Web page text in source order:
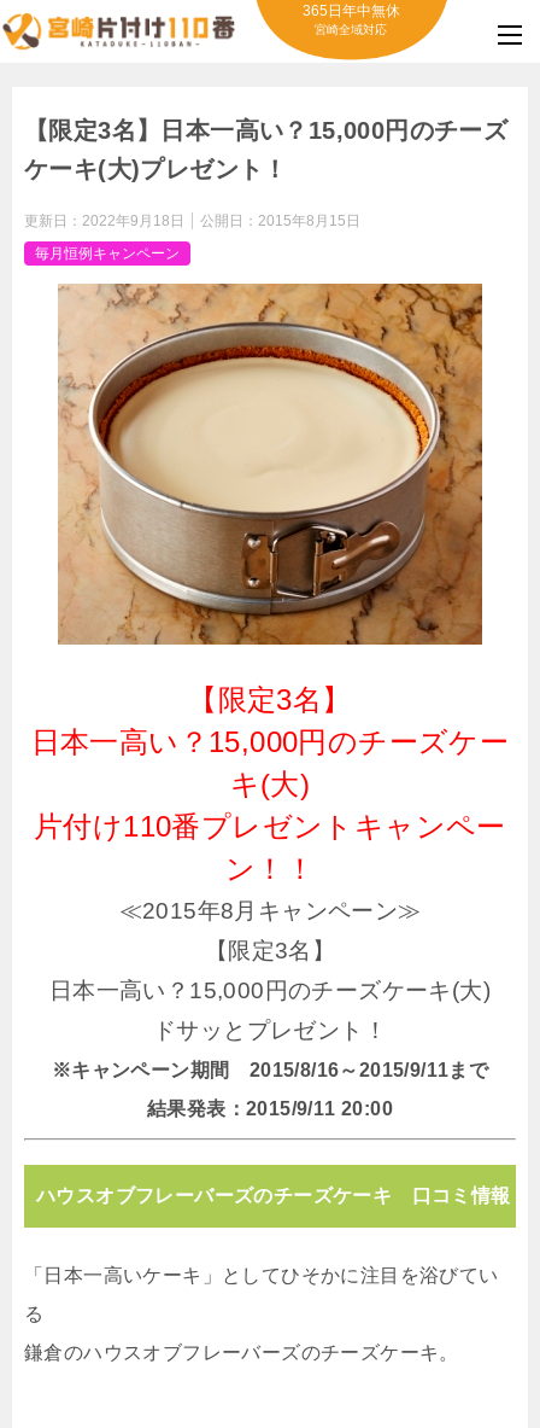
365日年中無休
宮崎全域対応
【限定3名】日本一高い？15,000円のチーズ
ケーキ(大)プレゼント！
更新日： 2022年9月18日 公開日： 2015年8月15日
毎月恒例キャンペーン
【限定3名】
日本一高い？15,000円のチーズケー
キ(大)
片付け110番プレゼントキャンペー
ン！！
≪2015年8月キャンペーン≫
【限定3名】
日本一高い？15,000円のチーズケーキ(大)
ドサッとプレゼント！
※キャンペーン期間 2015/8/16～2015/9/11まで
結果発表：2015/9/11 20:00
ハウスオブフレーバーズのチーズケーキ 口コミ情報
「日本一高いケーキ」としてひそかに注目を浴びてい
る
鎌倉のハウスオブフレーバーズのチーズケーキ。